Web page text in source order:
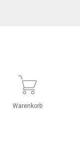
Warenkorb